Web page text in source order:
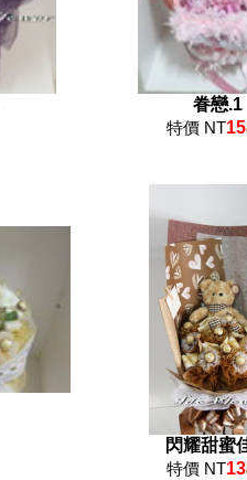
眷戀.1
特價 NT
閃耀甜蜜
特價 NT